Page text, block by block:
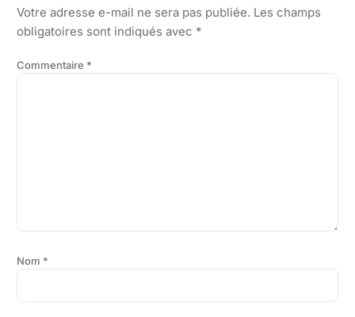
Votre adresse e-mail ne sera pas publiée. Les champs
obligatoires sont indiqués avec *
Commentaire *
Nom *